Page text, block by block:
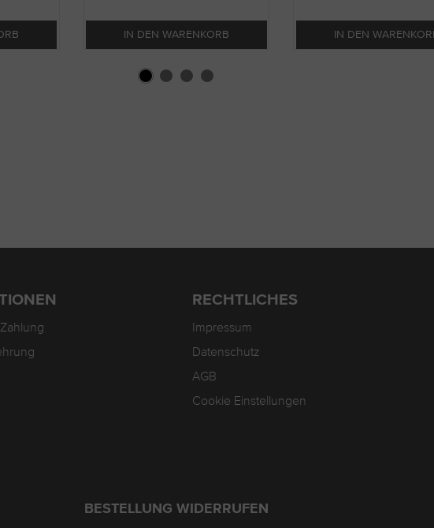
IN DEN WARENKORB IN DEN
RECHTLICHES
Impressum
Datenschutz
AGB
Cookie Einstellungen
BESTELLUNG WIDERRUFEN